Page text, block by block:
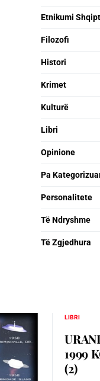
Etnikumi
Filozofi
Histori
Krimet
Kulturë
Libri
Opinione
Pa
Personalitete
Të Ndryshme
Të Zgjedhura
LIBRI
1999
(2)